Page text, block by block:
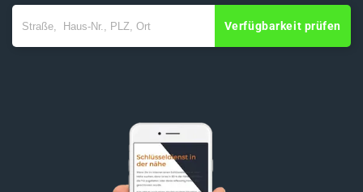
Verfügbarkeit prüfen